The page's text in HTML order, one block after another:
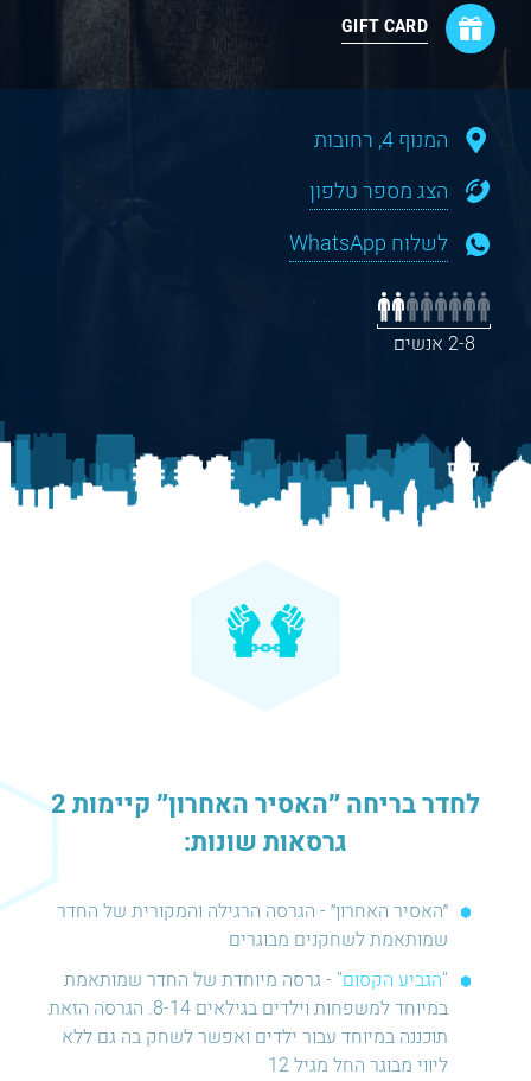
GIFT CARD
המנוף 4, רחובות
הצג מספר טלפון
לשלוח WhatsApp
2-8 אנשים
לחדר בריחה ״האסיר האחרון״ קיימות 2
גרסאות שונות:
״האסיר האחרון״ - הגרסה הרגילה והמקורית של החדר
שמותאמת לשחקנים מבוגרים
"הגביע הקסום" - גרסה מיוחדת של החדר שמותאמת
במיוחד למשפחות וילדים בגילאים 8-14. הגרסה הזאת
תוכננה במיוחד עבור ילדים ואפשר לשחק בה גם ללא
ליווי מבוגר החל מגיל 12